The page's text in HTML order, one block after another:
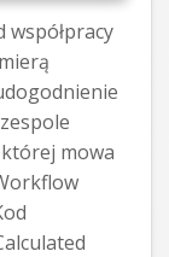
współpracy
mowa